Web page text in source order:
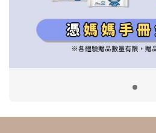
2022信誼年度報告
2023信誼年度報告
2024信誼年度報告